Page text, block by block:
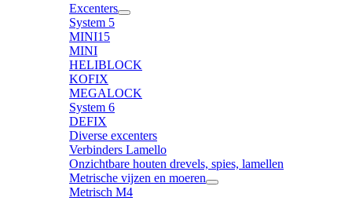
Excenters
System 5
MINI15
MINI
HELIBLOCK
KOFIX
MEGALOCK
System 6
DEFIX
Diverse excenters
Verbinders Lamello
Onzichtbare houten drevels, spies, lamellen
Metrische vijzen en moeren
Metrisch M4